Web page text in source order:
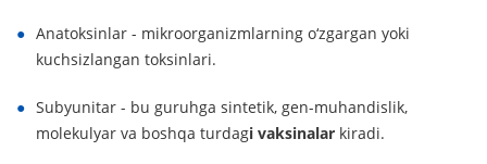
Anatoksinlar - mikroorganizmlarning o‘zgargan yoki
kuchsizlangan toksinlari.
Subyunitar - bu guruhga sintetik, gen-muhandislik,
molekulyar va boshqa turdagi vaksinalar kiradi.